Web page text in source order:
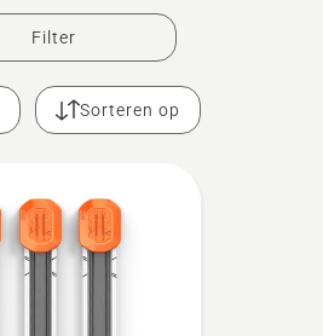
Filter
Sorteren op